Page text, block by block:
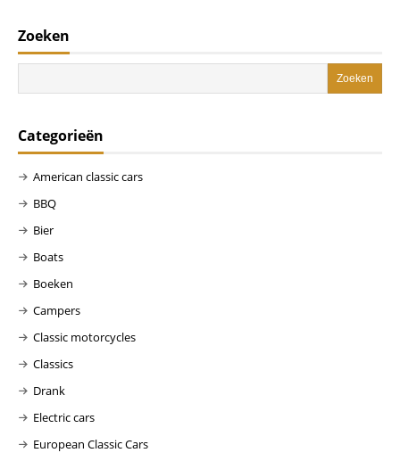
Zoeken
Categorieën
American classic cars
BBQ
Bier
Boats
Boeken
Campers
Classic motorcycles
Classics
Drank
Electric cars
European Classic Cars